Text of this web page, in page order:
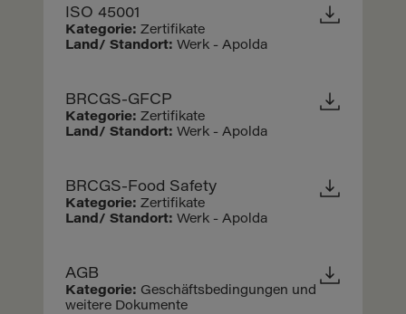
ISO 45001
Kategorie: Zertifikate
Land/ Standort: Werk - Apolda
BRCGS-GFCP
Kategorie: Zertifikate
Land/ Standort: Werk - Apolda
BRCGS-Food Safety
Kategorie: Zertifikate
Land/ Standort: Werk - Apolda
AGB
Kategorie: Geschäftsbedingungen und
weitere Dokumente